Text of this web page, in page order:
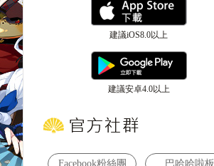
建議iOS8.0以上
建議安卓4.0以上
Facebook粉絲團 巴哈哈啦板